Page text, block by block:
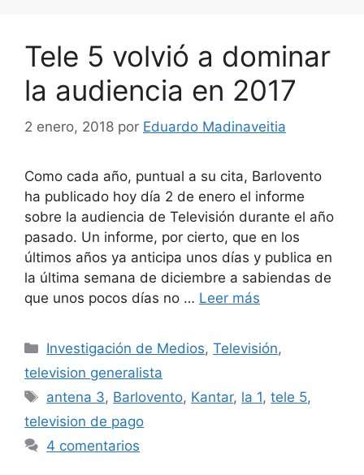
Tele 5 volvió a dominar
la audiencia en 2017
2 enero, 2018 por Eduardo Madinaveitia
Como cada año, puntual a su cita, Barlovento
ha publicado hoy día 2 de enero el informe
sobre la audiencia de Televisión durante el año
pasado. Un informe, por cierto, que en los
últimos años ya anticipa unos días y publica en
la última semana de diciembre a sabiendas de
que unos pocos días no … Leer más
Categorías
Investigación de Medios,Televisión,
television generalista
Etiquetas
antena 3, Barlovento, Kantar, la 1,tele 5,
television de pago
4 comentarios